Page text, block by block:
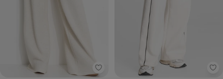
Quintess - Calça (Natural) em